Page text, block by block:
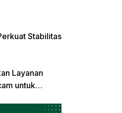
Stabilitas
Layanan
untuk